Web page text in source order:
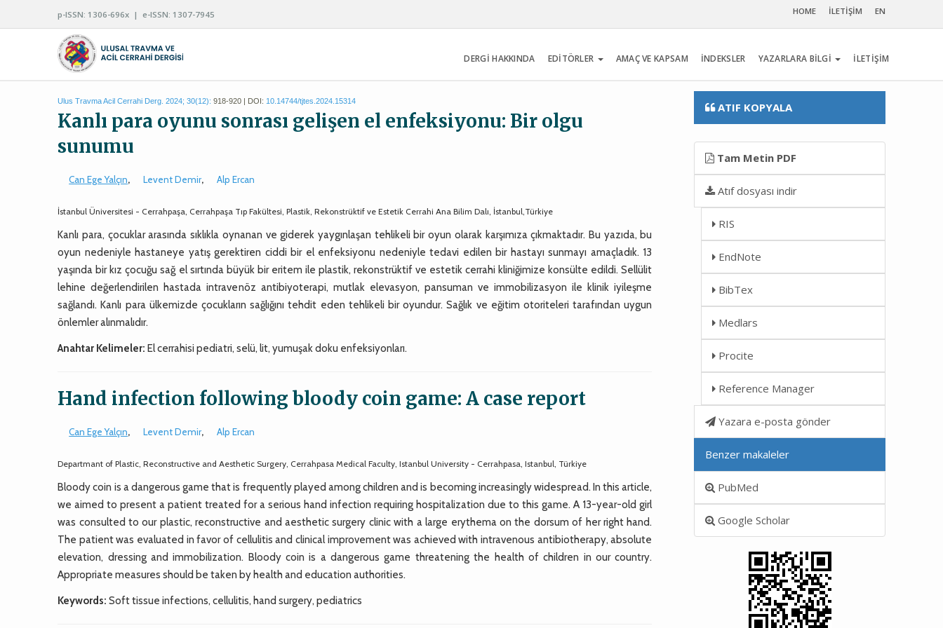
p-ISSN: 1306-696x | e-ISSN: 1307-7945 HOME İLETİŞİM EN
DERGİ HAKKINDA EDİTÖRLER AMAÇ VE KAPSAM İNDEKSLER YAZARLARA BİLGİ İLETİŞİM
Ulus Travma Acil Cerrahi Derg. 2024; 30(12): 918-920 | DOI: 10.14744/tjtes.2024.15314
Kanlı para oyunu sonrası gelişen el enfeksiyonu: Bir olgu
sunumu
Can Ege Yalçın, Levent Demir, Alp Ercan
İstanbul Üniversitesi - Cerrahpaşa, Cerrahpaşa Tıp Fakültesi, Plastik, Rekonstrüktif ve Estetik Cerrahi Ana Bilim Dalı, İstanbul,Türkiye
Kanlı para, çocuklar arasında sıklıkla oynanan ve giderek yaygınlaşan tehlikeli bir oyun olarak karşımıza çıkmaktadır. Bu yazıda, bu
oyun nedeniyle hastaneye yatış gerektiren ciddi bir el enfeksiyonu nedeniyle tedavi edilen bir hastayı sunmayı amaçladık. 13
yaşında bir kız çocuğu sağ el sırtında büyük bir eritem ile plastik, rekonstrüktif ve estetik cerrahi kliniğimize konsülte edildi. Sellülit
lehine değerlendirilen hastada intravenöz antibiyoterapi, mutlak elevasyon, pansuman ve immobilizasyon ile klinik iyileşme
sağlandı. Kanlı para ülkemizde çocukların sağlığını tehdit eden tehlikeli bir oyundur. Sağlık ve eğitim otoriteleri tarafından uygun
önlemler alınmalıdır.
Anahtar Kelimeler: El cerrahisi pediatri, selü, lit, yumuşak doku enfeksiyonları.
Hand infection following bloody coin game: A case report
Can Ege Yalçın, Levent Demir, Alp Ercan
Departmant of Plastic, Reconstructive and Aesthetic Surgery, Cerrahpasa Medical Faculty, Istanbul University - Cerrahpasa, Istanbul, Türkiye
Bloody coin is a dangerous game that is frequently played among children and is becoming increasingly widespread. In this article,
we aimed to present a patient treated for a serious hand infection requiring hospitalization due to this game. A 13-year-old girl
was consulted to our plastic, reconstructive and aesthetic surgery clinic with a large erythema on the dorsum of her right hand.
The patient was evaluated in favor of cellulitis and clinical improvement was achieved with intravenous antibiotherapy, absolute
elevation, dressing and immobilization. Bloody coin is a dangerous game threatening the health of children in our country.
Appropriate measures should be taken by health and education authorities.
Keywords: Soft tissue infections, cellulitis, hand surgery, pediatrics
ATIF KOPYALA
Tam Metin PDF
Atıf dosyası indir
RIS
EndNote
BibTex
Medlars
Procite
Reference Manager
Yazara e-posta gönder
Benzer makaleler
PubMed
Google Scholar